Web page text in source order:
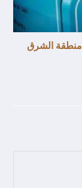
في منطقة الشرق